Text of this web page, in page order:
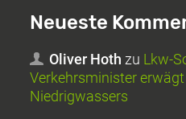
Neueste
Oliver Hoth zu Lkw-
Verkehrsminister
Niedrigwassers